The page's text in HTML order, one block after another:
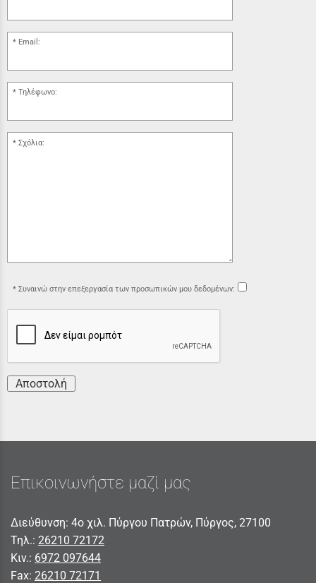
Email:
Τηλέφωνο:
Σχόλια:
Συναινώ στην επεξεργασία των προσωπικών μου δεδομένων:
Αποστολή
Επικοινωνήστε μαζί μας
Διεύθυνση: 4ο χιλ. Πύργου Πατρών, Πύργος, 27100
Τηλ.: 26210 72172
Κιν.: 6972 097644
Fax: 26210 72171